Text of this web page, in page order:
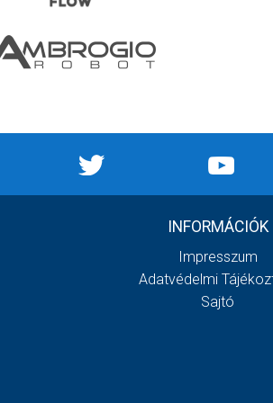
INFORMÁCIÓK
Impresszum
Adatvédelmi
Sajtó